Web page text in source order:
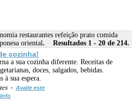
restaurantes refeição prato comida
oriental. Resultados 1 - 20 de 214.
cozinha!
a sua cozinha diferente. Receitas de
doces, salgados, bebidas.
sua espera.
- Avalie este
Info